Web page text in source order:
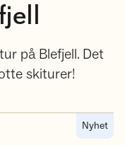
på Blefjell. Det
skiturer!
Nyhet